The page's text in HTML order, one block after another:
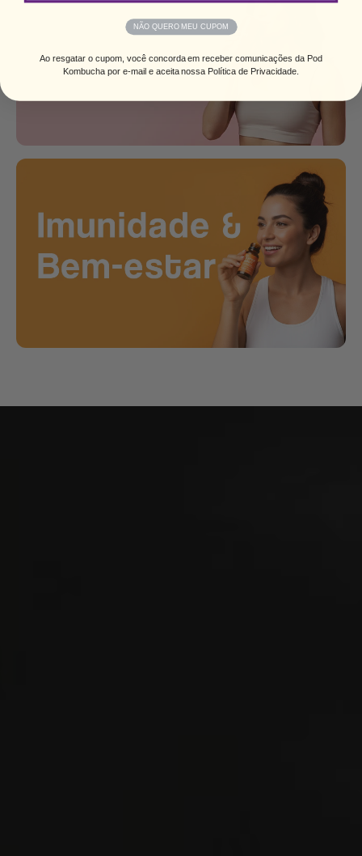
NÃO QUERO MEU CUPOM
Ao resgatar o cupom, você concorda em receber comunicações da Pod
Kombucha por e-mail e aceita nossa Política de Privacidade.